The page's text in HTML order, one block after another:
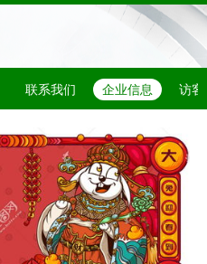
联系我们 企业信息 访客